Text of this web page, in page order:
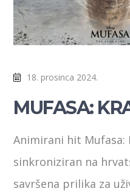
18. prosinca 2024.
MUFASA:
Animirani hit Mufasa:
sinkroniziran na
savršena prilika za